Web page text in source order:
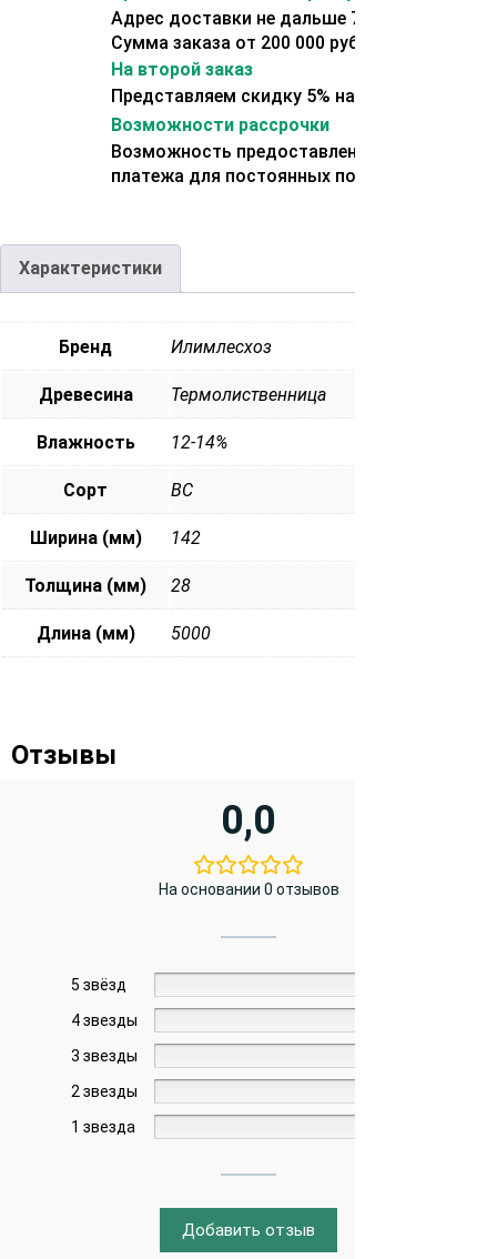
Адрес доставки не дальше 70 км от склада.
Сумма заказа от 200 000 рублей.
На второй заказ
Представляем скидку 5% на второй заказ
Возможности рассрочки
Возможность предоставления отсрочки
платежа для постоянных покупателей.
Характеристики
Бренд Илимлесхоз
Древесина Термолиственница
Влажность 12-14%
Сорт ВС
Ширина (мм) 142
Толщина (мм) 28
Длина (мм) 5000
Отзывы
0,0
На основании 0 отзывов
5 звёзд
4 звезды
3 звезды
2 звезды
1 звезда
Добавить отзыв